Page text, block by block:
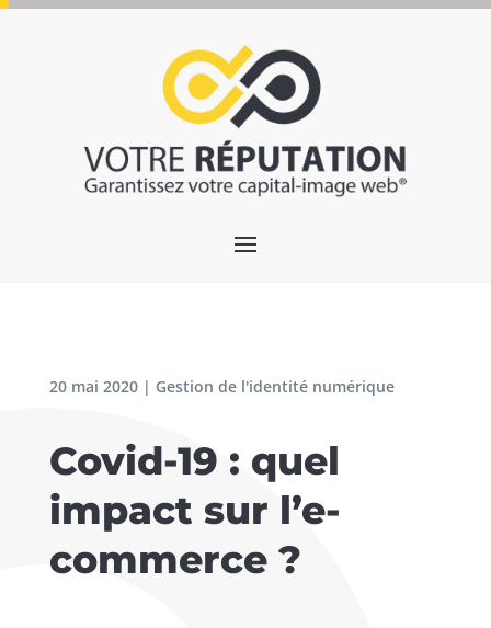
20 mai 2020| Gestion de l'identité numérique
Covid-19 : quel
impact sur l’e-
commerce ?